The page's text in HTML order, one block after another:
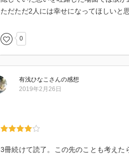
ただただ2人には幸せになってほしいと
0
有浅ひなこ さんの感想
2019年2月26日
3冊続けて読了。この先のことも考えた